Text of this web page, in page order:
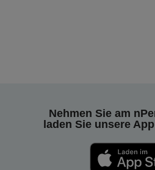
Nehmen Sie am
laden Sie unsere